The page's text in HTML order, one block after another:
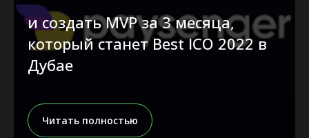
и создать MVP за 3 месяца,
который станет Best ICO 2022 в
Дубае
Читать полностью